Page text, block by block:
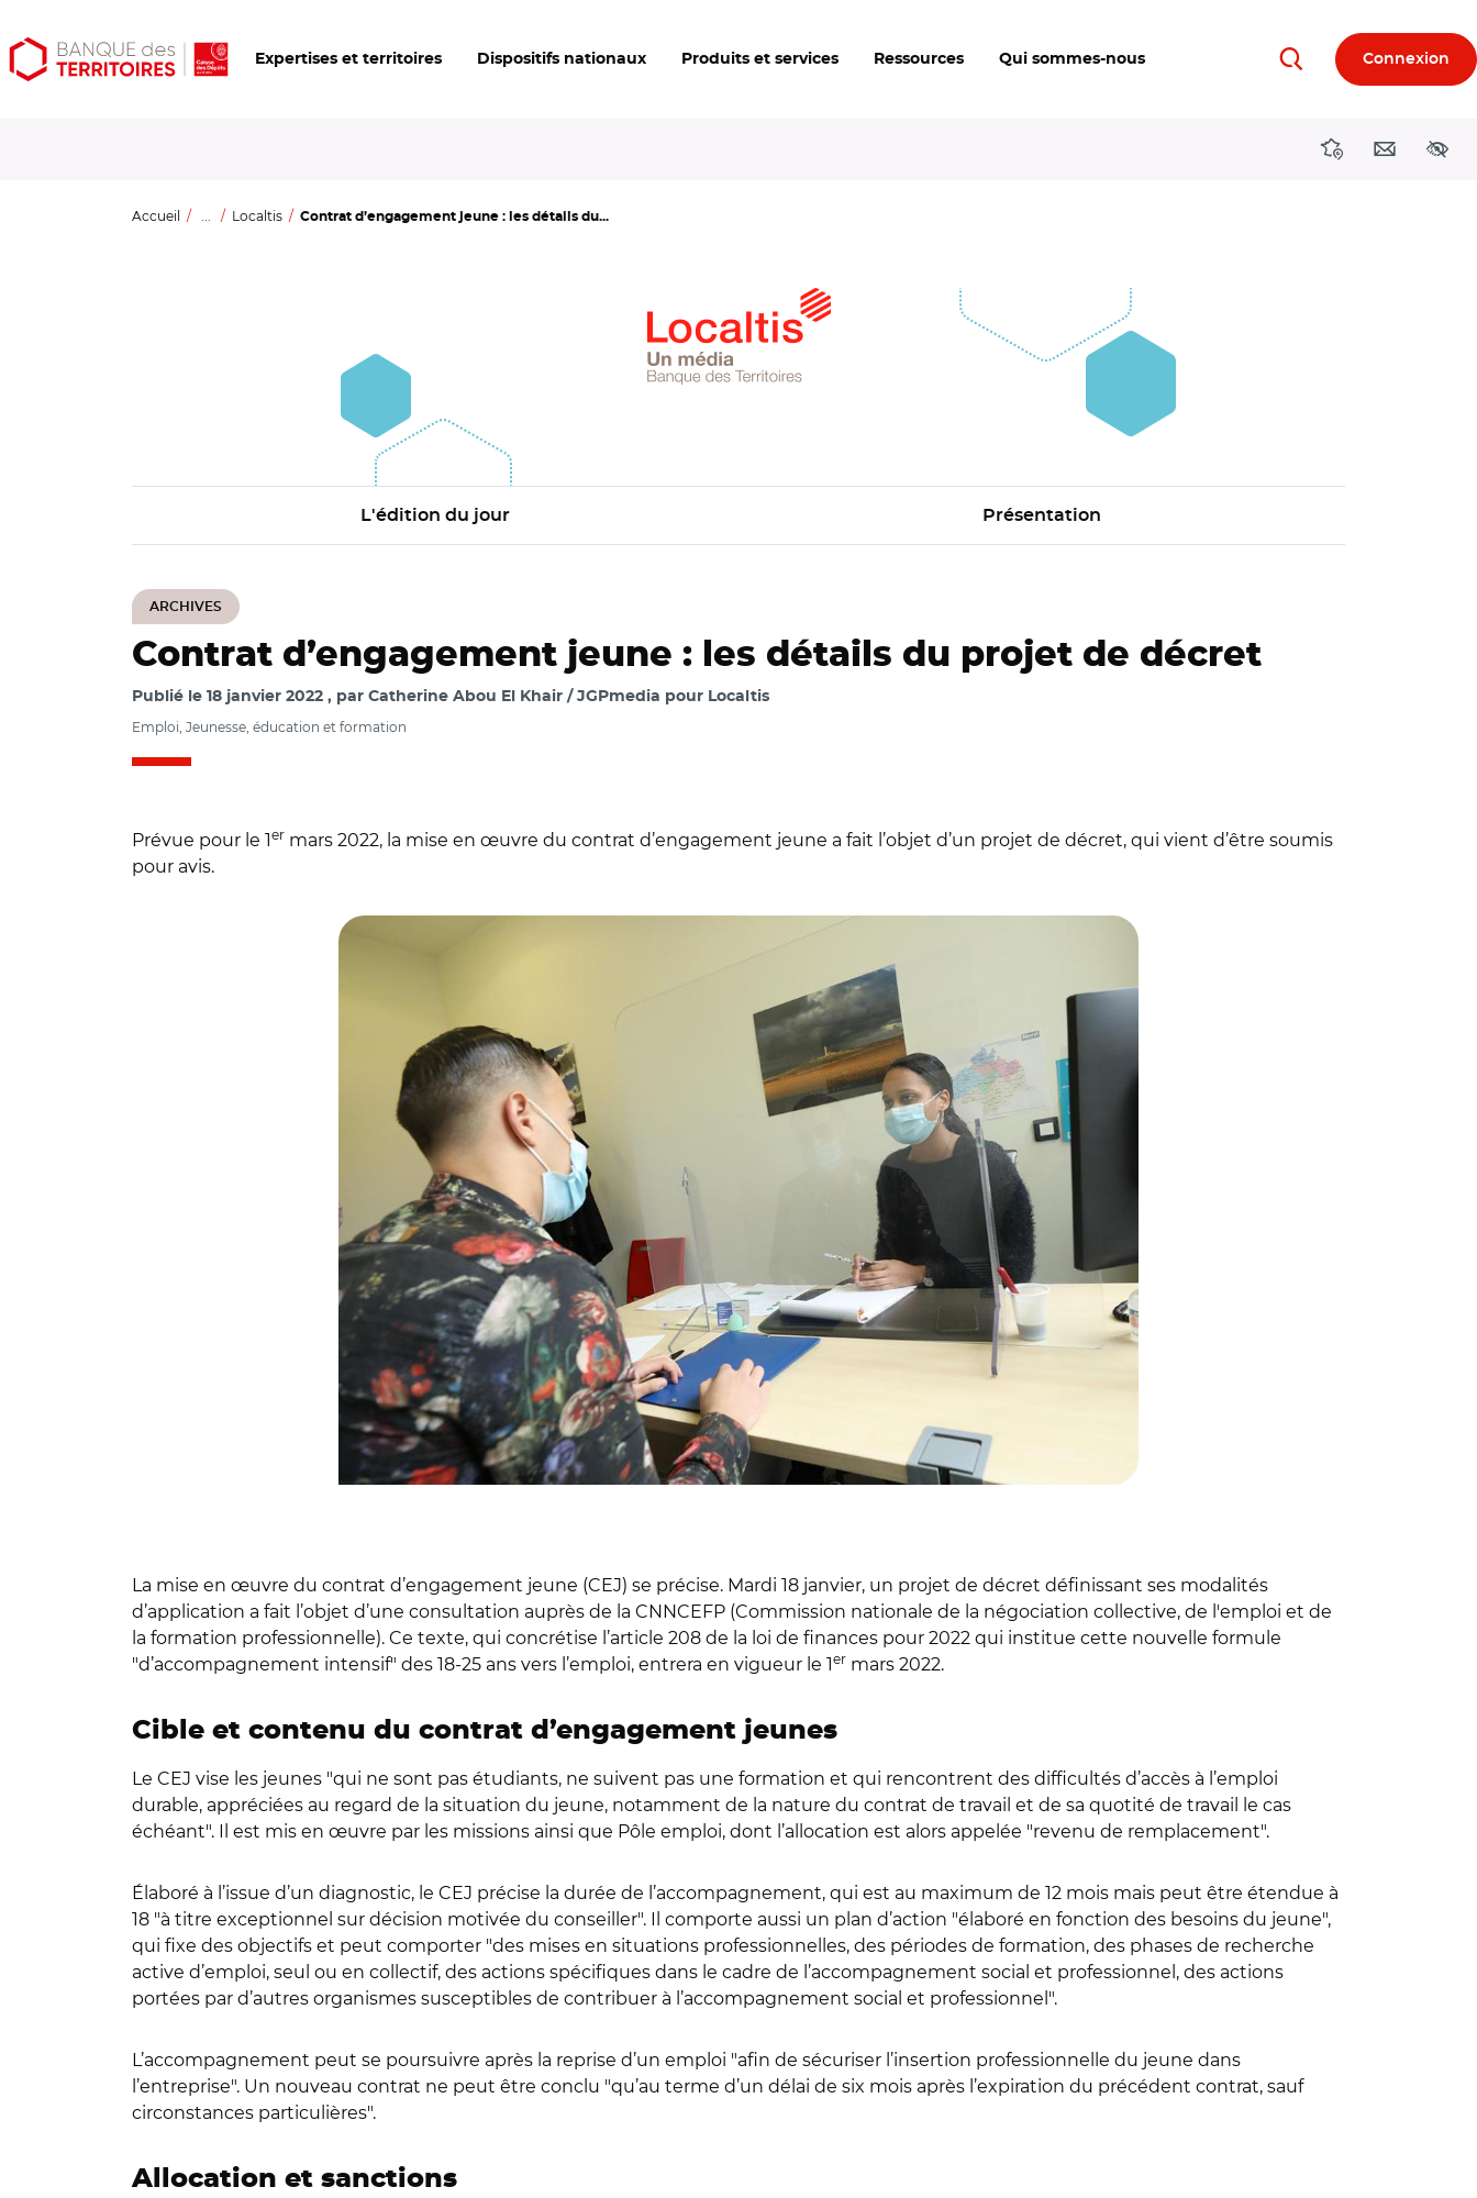
Aller
au
Aller
au
Ouvrir
les
Expertises et territoires Dispositifs nationaux Produits et services Ressources Qui sommes-nous RechercherConnexion
DirectionsContact
Accueil ... Localtis Contrat d’engagement jeune : les détails du...
L'édition du jour Présentation
ARCHIVES
Contrat d’engagement jeune : les détails du projet de décret
Publié le 18 janvier 2022 par Catherine Abou El Khair / JGPmedia pour Localtis
Emploi, Jeunesse, éducation et formation
Prévue pour le 1er mars 2022, la mise en œuvre du contrat d’engagement jeune a fait l’objet d’un projet de décret, qui vient d’être soumis
pour avis.
La mise en œuvre du contrat d’engagement jeune (CEJ) se précise. Mardi 18 janvier, un projet de décret définissant ses modalités
d’application a fait l’objet d’une consultation auprès de la CNNCEFP (Commission nationale de la négociation collective, de l'emploi et de
la formation professionnelle). Ce texte, qui concrétise l’article 208 de la loi de finances pour 2022 qui institue cette nouvelle formule
"d’accompagnement intensif" des 18-25 ans vers l’emploi, entrera en vigueur le 1er mars 2022.
Cible et contenu du contrat d’engagement jeunes
Le CEJ vise les jeunes "qui ne sont pas étudiants, ne suivent pas une formation et qui rencontrent des difficultés d’accès à l’emploi
durable, appréciées au regard de la situation du jeune, notamment de la nature du contrat de travail et de sa quotité de travail le cas
échéant". Il est mis en œuvre par les missions ainsi que Pôle emploi, dont l’allocation est alors appelée "revenu de remplacement".
Élaboré à l’issue d’un diagnostic, le CEJ précise la durée de l’accompagnement, qui est au maximum de 12 mois mais peut être étendue à
18 "à titre exceptionnel sur décision motivée du conseiller". Il comporte aussi un plan d’action "élaboré en fonction des besoins du jeune",
qui fixe des objectifs et peut comporter "des mises en situations professionnelles, des périodes de formation, des phases de recherche
active d’emploi, seul ou en collectif, des actions spécifiques dans le cadre de l’accompagnement social et professionnel, des actions
portées par d’autres organismes susceptibles de contribuer à l’accompagnement social et professionnel".
L’accompagnement peut se poursuivre après la reprise d’un emploi "afin de sécuriser l’insertion professionnelle du jeune dans
l’entreprise". Un nouveau contrat ne peut être conclu "qu’au terme d’un délai de six mois après l’expiration du précédent contrat, sauf
circonstances particulières".
Allocation et sanctions